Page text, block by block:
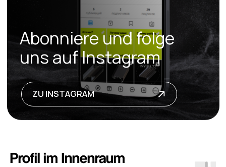
Profil im Innenraum